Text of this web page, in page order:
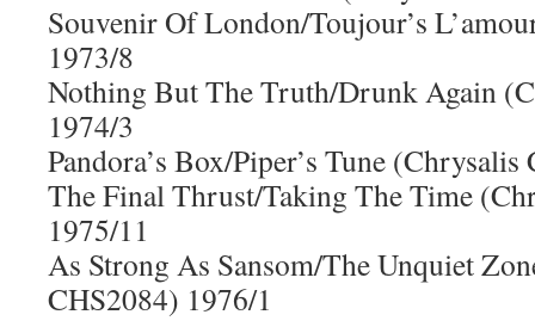
Souvenir Of London/Toujour’s
1973/8
Nothing But The Truth/Drunk Again
1974/3
Pandora’s Box/Piper’s Tune
The Final Thrust/Taking The Time
1975/11
As Strong As Sansom/The Unquiet
CHS2084) 1976/1